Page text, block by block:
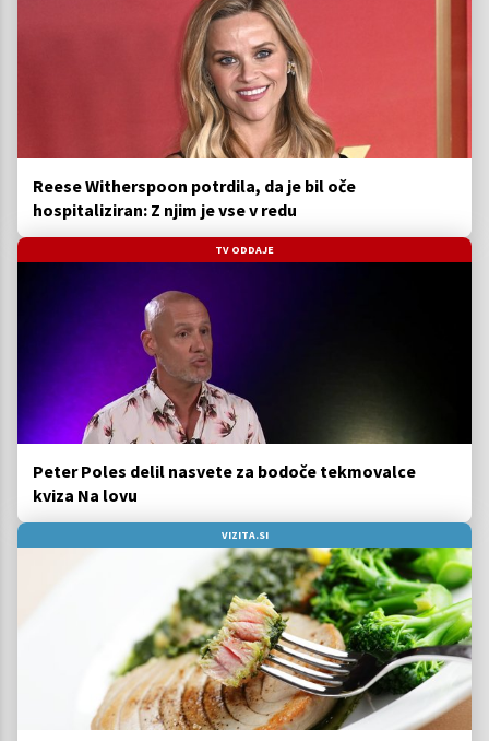
Reese Witherspoon potrdila, da je bil oče
hospitaliziran: Z njim je vse v redu
TV ODDAJE
Peter Poles delil nasvete za bodoče tekmovalce
kviza Na lovu
VIZITA.SI